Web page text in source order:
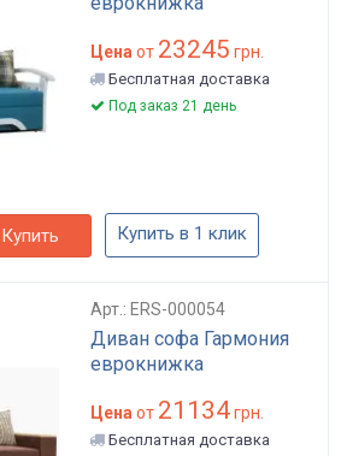
Цена от 23245 грн.
Бесплатная доставка
Под заказ 21 день
Купить Купить в 1 клик
Арт.: ERS-000054
Диван софа Гармония
еврокнижка
Цена от 21134грн.
Бесплатная доставка